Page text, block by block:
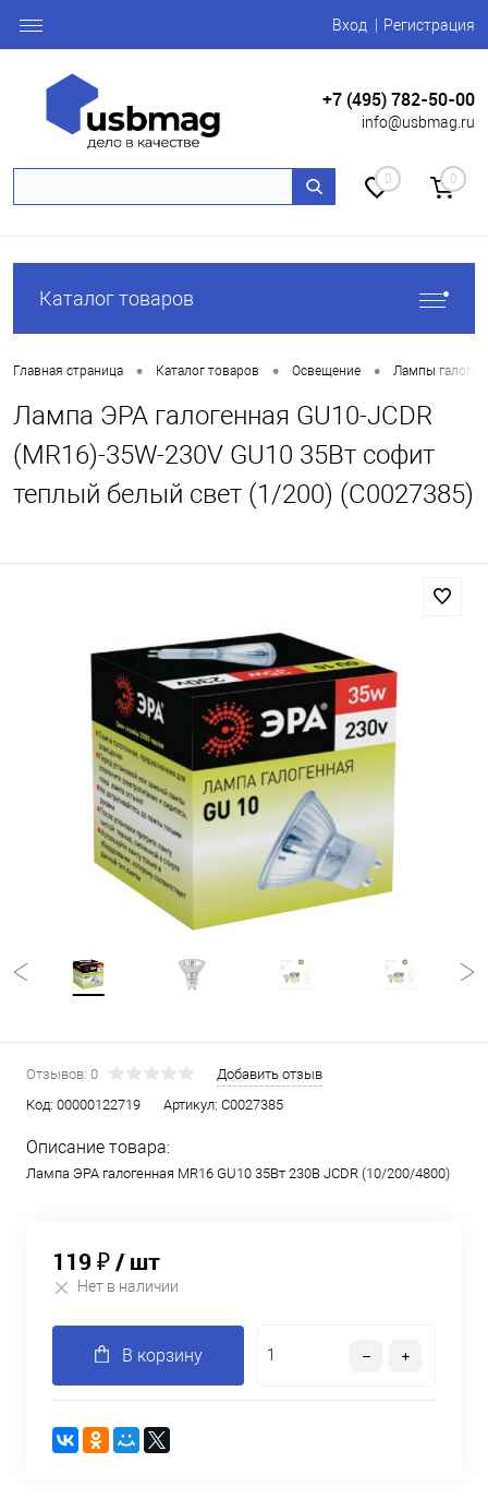
Вход Регистрация
+7 (495) 782-50-00
info@usbmag.ru
0 0
Каталог товаров
Главная страница • Каталог товаров • Освещение • Лампы
Лампа ЭРА галогенная GU10-JCDR
(MR16)-35W-230V GU10 35Вт софит
теплый белый свет (1/200) (C0027385)
Отзывов: 0
Добавить отзыв
Код: 00000122719 Артикул: C0027385
Описание товара:
Лампа ЭРА галогенная MR16 GU10 35Вт 230B JCDR (10/200/4800)
119 ₽/ шт
Нет в наличии
В корзину